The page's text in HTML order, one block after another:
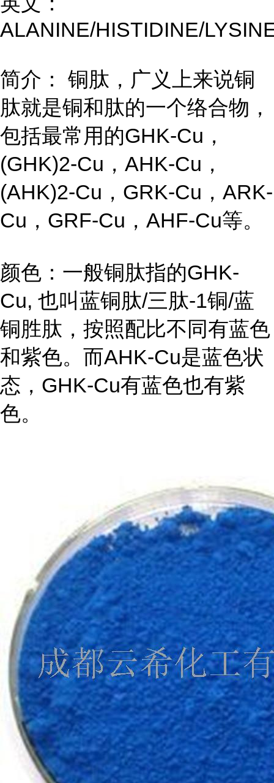
ALANINE/HISTIDINE/
简介： 铜肽，广义上来说铜
肽就是铜和肽的一个络合物，
包括最常用的GHK-Cu，
(GHK)2-Cu，AHK-Cu，
(AHK)2-Cu，GRK-Cu，ARK-
Cu，GRF-Cu，AHF-Cu等。
颜色：一般铜肽指的GHK-
Cu, 也叫蓝铜肽/三肽-1铜/蓝
铜胜肽，按照配比不同有蓝色
和紫色。而AHK-Cu是蓝色状
态，GHK-Cu有蓝色也有紫
色。